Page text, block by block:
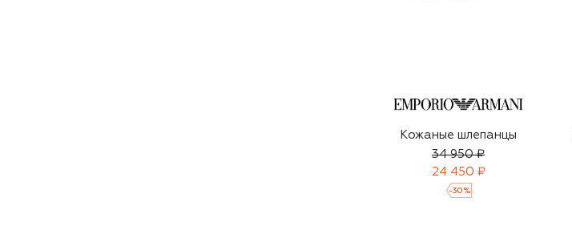
Кожаные шлепанцы
34 950 ₽
24 450 ₽
-30 %